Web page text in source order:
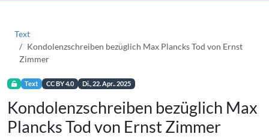
Text
Kondolenzschreiben bezüglich Max Plancks Tod von Ernst
Zimmer
Text CC BY 4.0 Di., 22. Apr.. 2025
Kondolenzschreiben bezüglich Max
Plancks Tod von Ernst Zimmer